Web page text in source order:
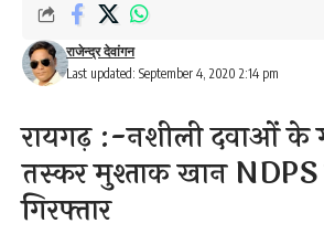
Last updated: September 4, 2020 2:14 pm
राजेन्द्र देवांगन
रायगढ़ :-नशीली दवाओं के
तस्कर मुश्ताक खान
गिरफ्तार